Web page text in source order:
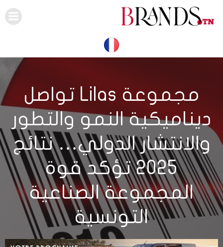
مجموعة Lilas تواصل
ديناميكية النمو والتطور
والانتشار الدولي… نتائج
2025 تؤكد قوة
المجموعة الصناعية
التونسية